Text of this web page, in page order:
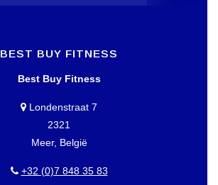
BEST BUY FITNESS
Best Buy Fitness
Londenstraat 7
2321
Meer, België
+32 (0)7 848 35 83